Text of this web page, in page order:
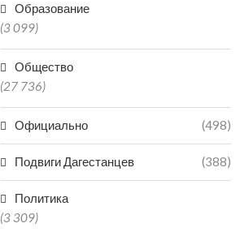
Образование
(3 099)
Общество
(27 736)
Официально (498)
Подвиги Дагестанцев (388)
Политика
(3 309)